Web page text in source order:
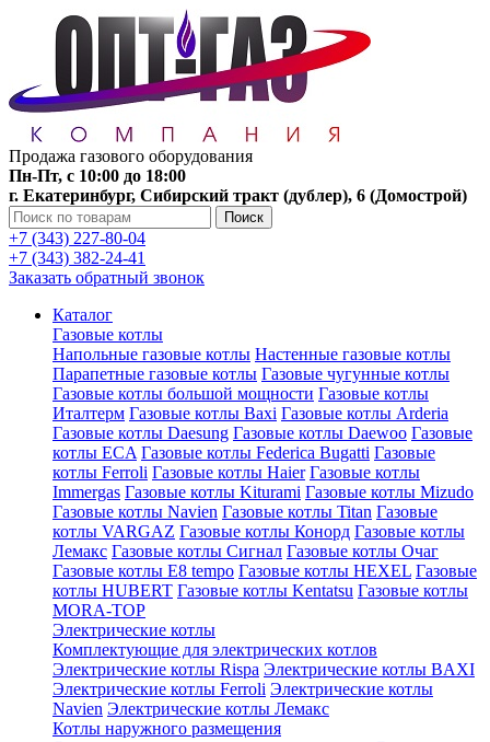
Продажа газового оборудования
Пн-Пт, с 10:00 до 18:00
г. Екатеринбург, Сибирский тракт (дублер), 6 (Домострой)
Поиск
+7 (343) 227-80-04
+7 (343) 382-24-41
Заказать обратный звонок
Каталог
Газовые котлы
Напольные газовые котлы Настенные газовые котлы
Парапетные газовые котлы Газовые чугунные котлы
Газовые котлы большой мощности Газовые котлы
Италтерм Газовые котлы Baxi Газовые котлы Arderia
Газовые котлы Daesung Газовые котлы Daewoo Газовые
котлы ECA Газовые котлы Federica Bugatti Газовые
котлы Ferroli Газовые котлы Haier Газовые котлы
Immergas Газовые котлы Kiturami Газовые котлы Mizudo
Газовые котлы Navien Газовые котлы Titan Газовые
котлы VARGAZ Газовые котлы Конорд Газовые котлы
Лемакс Газовые котлы Сигнал Газовые котлы Очаг
Газовые котлы E8 tempo Газовые котлы HEXEL Газовые
котлы HUBERT Газовые котлы Kentatsu Газовые котлы
MORA-TOP
Электрические котлы
Комплектующие для электрических котлов
Электрические котлы Rispa Электрические котлы BAXI
Электрические котлы Ferroli Электрические котлы
Navien Электрические котлы Лемакс
Котлы наружного размещения